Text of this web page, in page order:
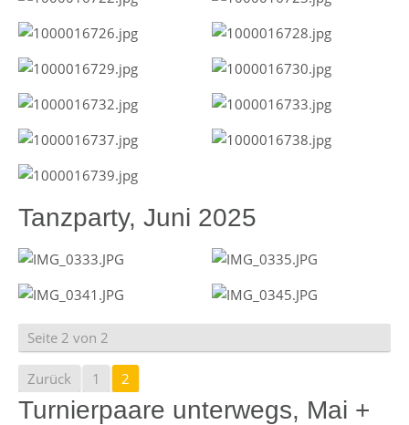
Tanzparty, Juni 2025
Seite 2 von 2
Zurück 1 2
Turnierpaare unterwegs, Mai +